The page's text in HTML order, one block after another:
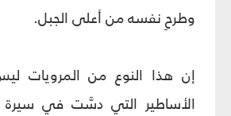
وطرحِ نفسه من أعلى الجبل.
إن هذا النوع من المرويات
الأساطير التي دسَّت في